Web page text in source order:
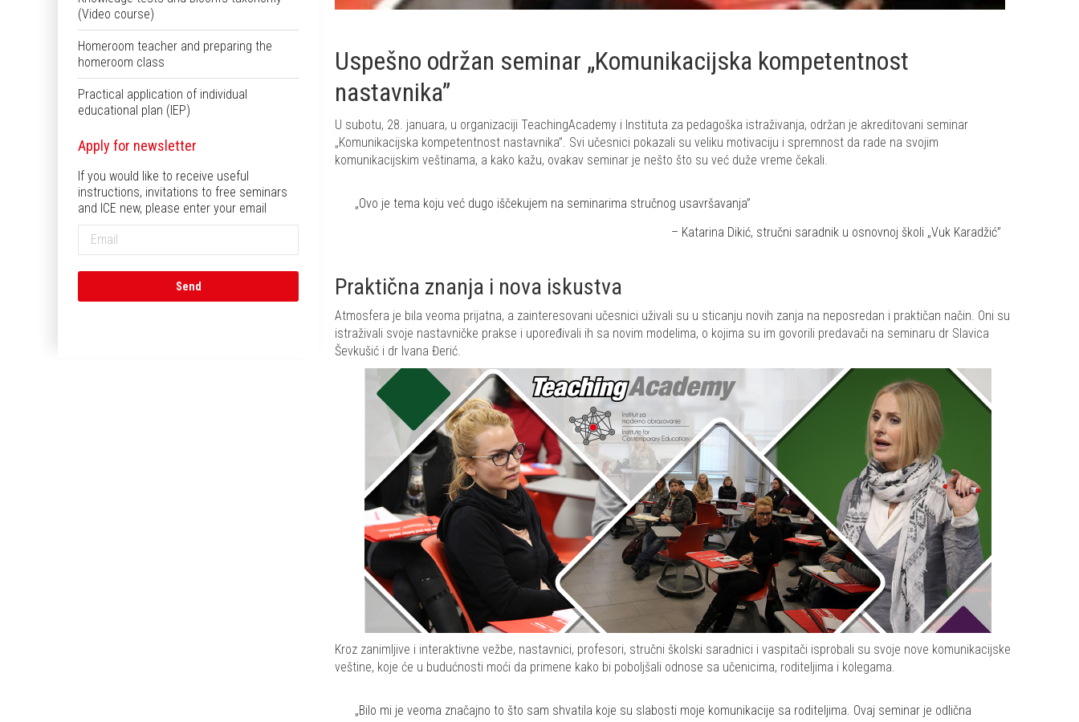
Uspešno održan seminar „Komunikacijska kompetentnost
nastavnika”
U subotu, 28. januara, u organizaciji TeachingAcademy i Instituta za pedagoška istraživanja, održan je akreditovani seminar
„Komunikacijska kompetentnost nastavnika”. Svi učesnici pokazali su veliku motivaciju i spremnost da rade na svojim
komunikacijskim veštinama, a kako kažu, ovakav seminar je nešto što su već duže vreme čekali.
„Ovo je tema koju već dugo iščekujem na seminarima stručnog usavršavanja”
– Katarina Dikić, stručni saradnik u osnovnoj školi „Vuk Karadžić”
Praktična znanja i nova iskustva
Atmosfera je bila veoma prijatna, a zainteresovani učesnici uživali su u sticanju novih zanja na neposredan i praktičan način. Oni su
istraživali svoje nastavničke prakse i upoređivali ih sa novim modelima, o kojima su im govorili predavači na seminaru dr Slavica
Ševkušić i dr Ivana Đerić.
Kroz zanimljive i interaktivne vežbe, nastavnici, profesori, stručni školski saradnici i vaspitači isprobali su svoje nove komunikacijske
veštine, koje će u budućnosti moći da primene kako bi poboljšali odnose sa učenicima, roditeljima i kolegama.
„Bilo mi je veoma značajno to što sam shvatila koje su slabosti moje komunikacije sa roditeljima. Ovaj seminar je odlična
(Video course)
Homeroom teacher and preparing the
homeroom class
Practical application of individual
educational plan (IEP)
Apply for newsletter
If you would like to receive useful
instructions, invitations to free seminars
and ICE new, please enter your email